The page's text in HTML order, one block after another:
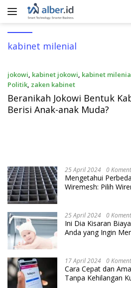
Langsung
kabinet milenial
jokowi, kabinet jokowi, kabinet
Politik, zaken kabinet
14 Mei 2019
Beranikah Jokowi Bentuk
Berisi Anak-anak Muda?
25 April 2024 0
Mengetahui
Wiremesh: Pilih
25 April 2024 0
Ini Dia Kisaran
Anda yang Ingin
17 April 2024 0
Cara Cepat dan
Tanpa Kehilangan